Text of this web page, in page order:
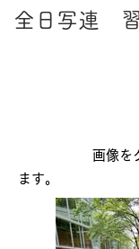
全日写連
画像を
ます。